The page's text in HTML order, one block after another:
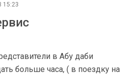
15:23
в Абу даби
больше часа, ( в поездку на